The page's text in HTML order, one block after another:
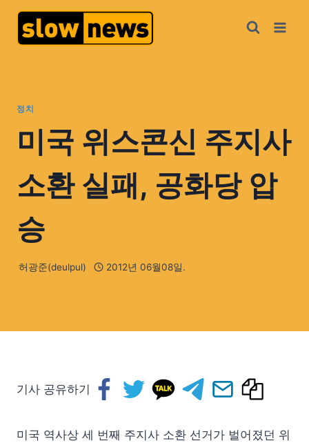
정치
미국 위스콘신 주지사
소환 실패, 공화당 압
승
허광준(deulpul) 2012년 06월08일.
기사 공유하기
미국 역사상 세 번째 주지사 소환 선거가 벌어졌던 위